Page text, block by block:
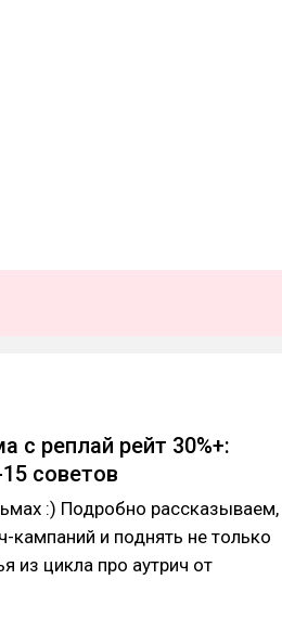
с реплай рейт 30%+:
советов
:) Подробно рассказываем,
кампаний и поднять не только
из цикла про аутрич от